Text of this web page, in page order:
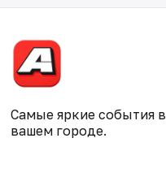
Самые яркие события в
вашем городе.